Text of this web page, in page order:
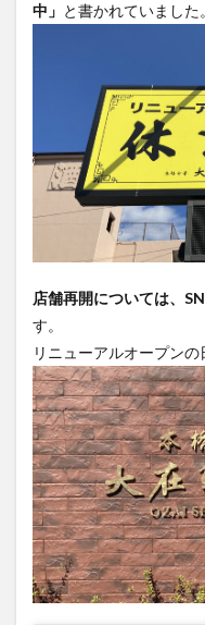
中」 と書かれていました。
店舗再開については、
す。
リニューアルオープンの